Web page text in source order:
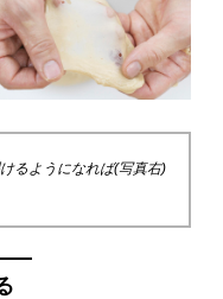
るようになれば(写真右)